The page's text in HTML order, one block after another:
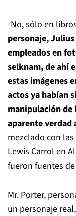
-No, sólo en
personaje, Julius
empleados en
selknam, de ahí
estas imágenes
actos ya habían
manipulación de
aparente verdad
mezclado con
Lewis Carrol en
fueron fuentes
Mr. Porter,
un personaje